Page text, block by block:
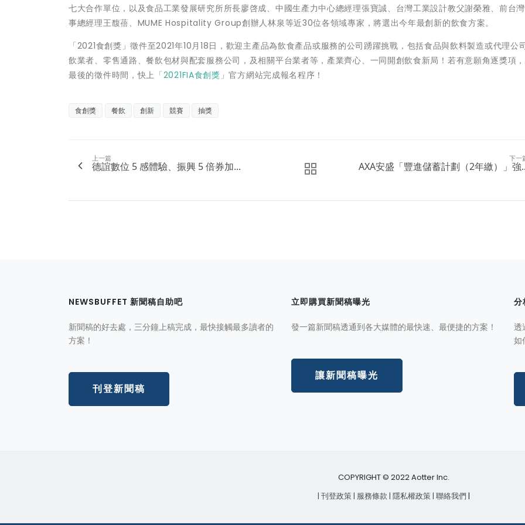
七大合作單位，以及食品工業發展研究所所長廖啓成、中國生產力中心總經理張寶誠、台灣工業設計教父謝榮雅、前台
事總經理王馥蓓、MUME Hospitality Group創辦人林泉等近30位各領域專家，將選出今年最創新的飲食方案。
「2021食創獎」徵件至2021年10月18日，歡迎主產品為飲食產品或服務的公司踴躍挑戰，包括食品與飲料製造或代理公
飲業者、零售通路、餐飲包材與配套服務公司，及相關平台業者等，產業齊心、一同開創飲食新局！若有意願角逐獎項
最後的徵件時間，快上「2021FIA食創獎」官方網站完成報名程序！
食創獎 餐飲 創新 競賽 抽獎
上一篇
德誼數位 5 感體驗、振興 5 倍券加...
下一
AXA安盛「豐進儲蓄計劃（2年繳）」強
NEWSBUFFET 新聞稿自助吧
新聞稿的好去處，三分鐘上稿完成，最快接觸最多讀者的
方案！
刊登新聞稿
立即購買新聞稿曝光
發一篇新聞稿透通到各大媒體的最快速、最便捷的方案！
讓新聞稿曝光
分
透
如
COPYRIGHT © 2022 Aotter Inc.
| 刊登政策| 服務條款| 隱私權政策| 聯絡我們 |